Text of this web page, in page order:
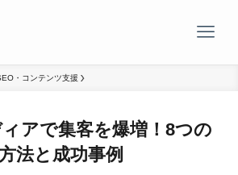
・コンテンツ支援
アで集客を爆増！8つの
法と成功事例